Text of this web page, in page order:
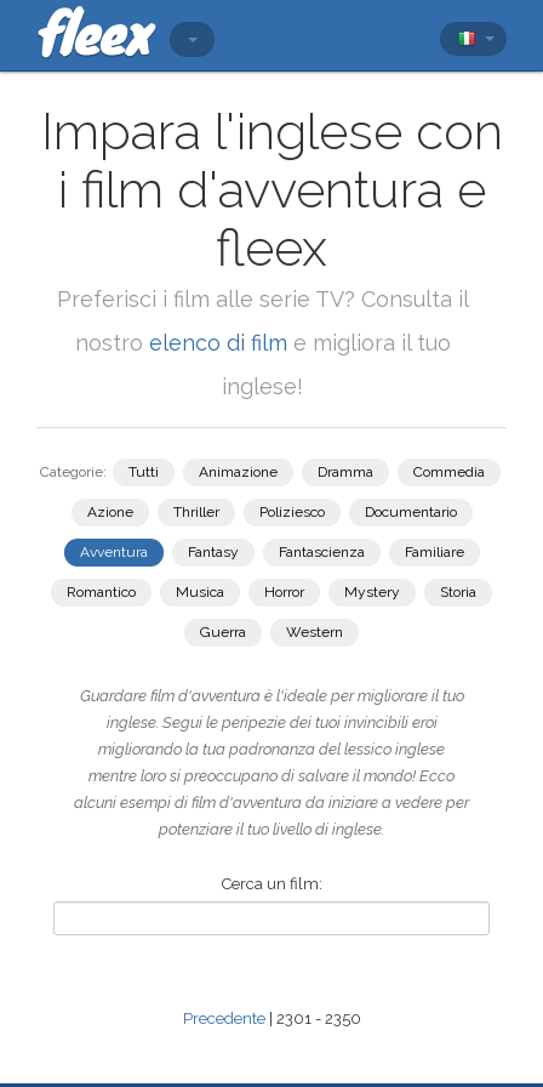
Impara l'inglese con
i film d'avventura e
fleex
Preferisci i film alle serie TV? Consulta il
nostro elenco di film e migliora il tuo
inglese!
Categorie: Tutti Animazione Dramma Commedia
Azione Thriller Poliziesco Documentario
Avventura Fantasy Fantascienza Familiare
Romantico Musica Horror Mystery Storia
Guerra Western
Guardare film d'avventura è l'ideale per migliorare il tuo
inglese. Segui le peripezie dei tuoi invincibili eroi
migliorando la tua padronanza del lessico inglese
mentre loro si preoccupano di salvare il mondo! Ecco
alcuni esempi di film d'avventura da iniziare a vedere per
potenziare il tuo livello di inglese.
Cerca un film:
Precedente| 2301 - 2350